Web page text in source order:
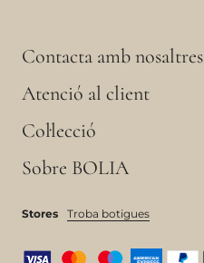
Contacta amb nosaltres
Atenció al client
Col·lecció
Sobre BOLIA
Stores Troba botigues